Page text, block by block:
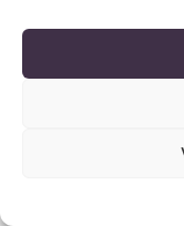
con
de